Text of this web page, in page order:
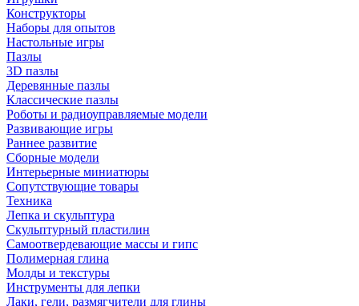
Конструкторы
Наборы для опытов
Настольные игры
Пазлы
3D пазлы
Деревянные пазлы
Классические пазлы
Роботы и радиоуправляемые модели
Развивающие игры
Раннее развитие
Сборные модели
Интерьерные миниатюры
Сопутствующие товары
Техника
Лепка и скульптура
Скульптурный пластилин
Самоотвердевающие массы и гипс
Полимерная глина
Молды и текстуры
Инструменты для лепки
Лаки, гели, размягчители для глины